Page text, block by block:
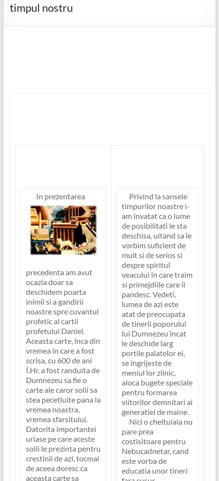
timpul nostru
In prezentarea
precedenta am avut
ocazia doar sa
deschidem poarta
inimii si a gandirii
noastre spre cuvantul
profetic al cartii
profetului Daniel.
Aceasta carte, înca din
vremea în care a fost
scrisa, cu 600 de ani
Î.Hr. a fost randuita de
Dumnezeu sa fie o
carte ale caror solii sa
stea pecetluite pana la
vremea noastra,
vremea sfarsitului.
Datorita importantei
uriase pe care aceste
solii le prezinta pentru
crestinii de azi, tocmai
de aceea doresc ca
aceasta carte sa
Privind la sansele
timpurilor noastre i-
am învatat ca o lume
de posibilitati le sta
deschisa, uitand sa le
vorbim suficient de
mult si de serios si
despre spiritul
veacului în care traim
si primejdiile care îi
pandesc. Vedeti,
lumea de azi este
atat de preocupata
de tinerii poporului
lui Dumnezeu încat
le deschide larg
portile palatelor ei,
se îngrijeste de
meniul lor zilnic,
aloca bugete speciale
pentru formarea
viitorilor demnitari ai
generatiei de maine.
Nici o cheltuiala nu
pare prea
costisitoare pentru
Nebucadnetar, cand
este vorba de
educatia unor tineri